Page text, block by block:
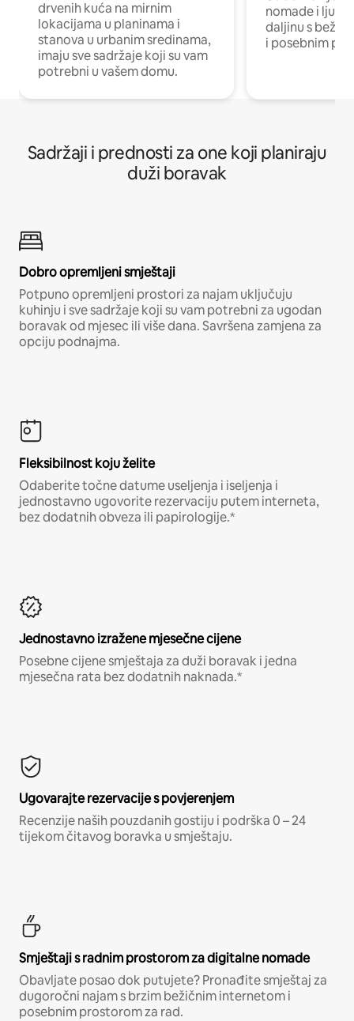
drvenih kuća na mirnim
lokacijama u planinama i
stanova u urbanim sredinama,
imaju sve sadržaje koji su vam
potrebni u vašem domu.
nomade i ljude
daljinu s
i posebnim
Sadržaji i prednosti za one koji planiraju
duži boravak
Dobro opremljeni smještaji
Potpuno opremljeni prostori za najam uključuju
kuhinju i sve sadržaje koji su vam potrebni za ugodan
boravak od mjesec ili više dana. Savršena zamjena za
opciju podnajma.
Fleksibilnost koju želite
Odaberite točne datume useljenja i iseljenja i
jednostavno ugovorite rezervaciju putem interneta,
bez dodatnih obveza ili papirologije.*
Jednostavno izražene mjesečne cijene
Posebne cijene smještaja za duži boravak i jedna
mjesečna rata bez dodatnih naknada.*
Ugovarajte rezervacije s povjerenjem
Recenzije naših pouzdanih gostiju i podrška 0 – 24
tijekom čitavog boravka u smještaju.
Smještaji s radnim prostorom za digitalne nomade
Obavljate posao dok putujete? Pronađite smještaj za
dugoročni najam s brzim bežičnim internetom i
posebnim prostorom za rad.